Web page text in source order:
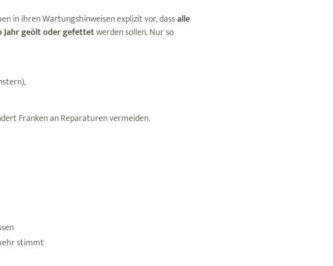
in ihren Wartungshinweisen explizit vor, dassalle
Jahr geölt oder gefettetwerden sollen. Nur so
Franken an Reparaturen vermeiden.
stimmt